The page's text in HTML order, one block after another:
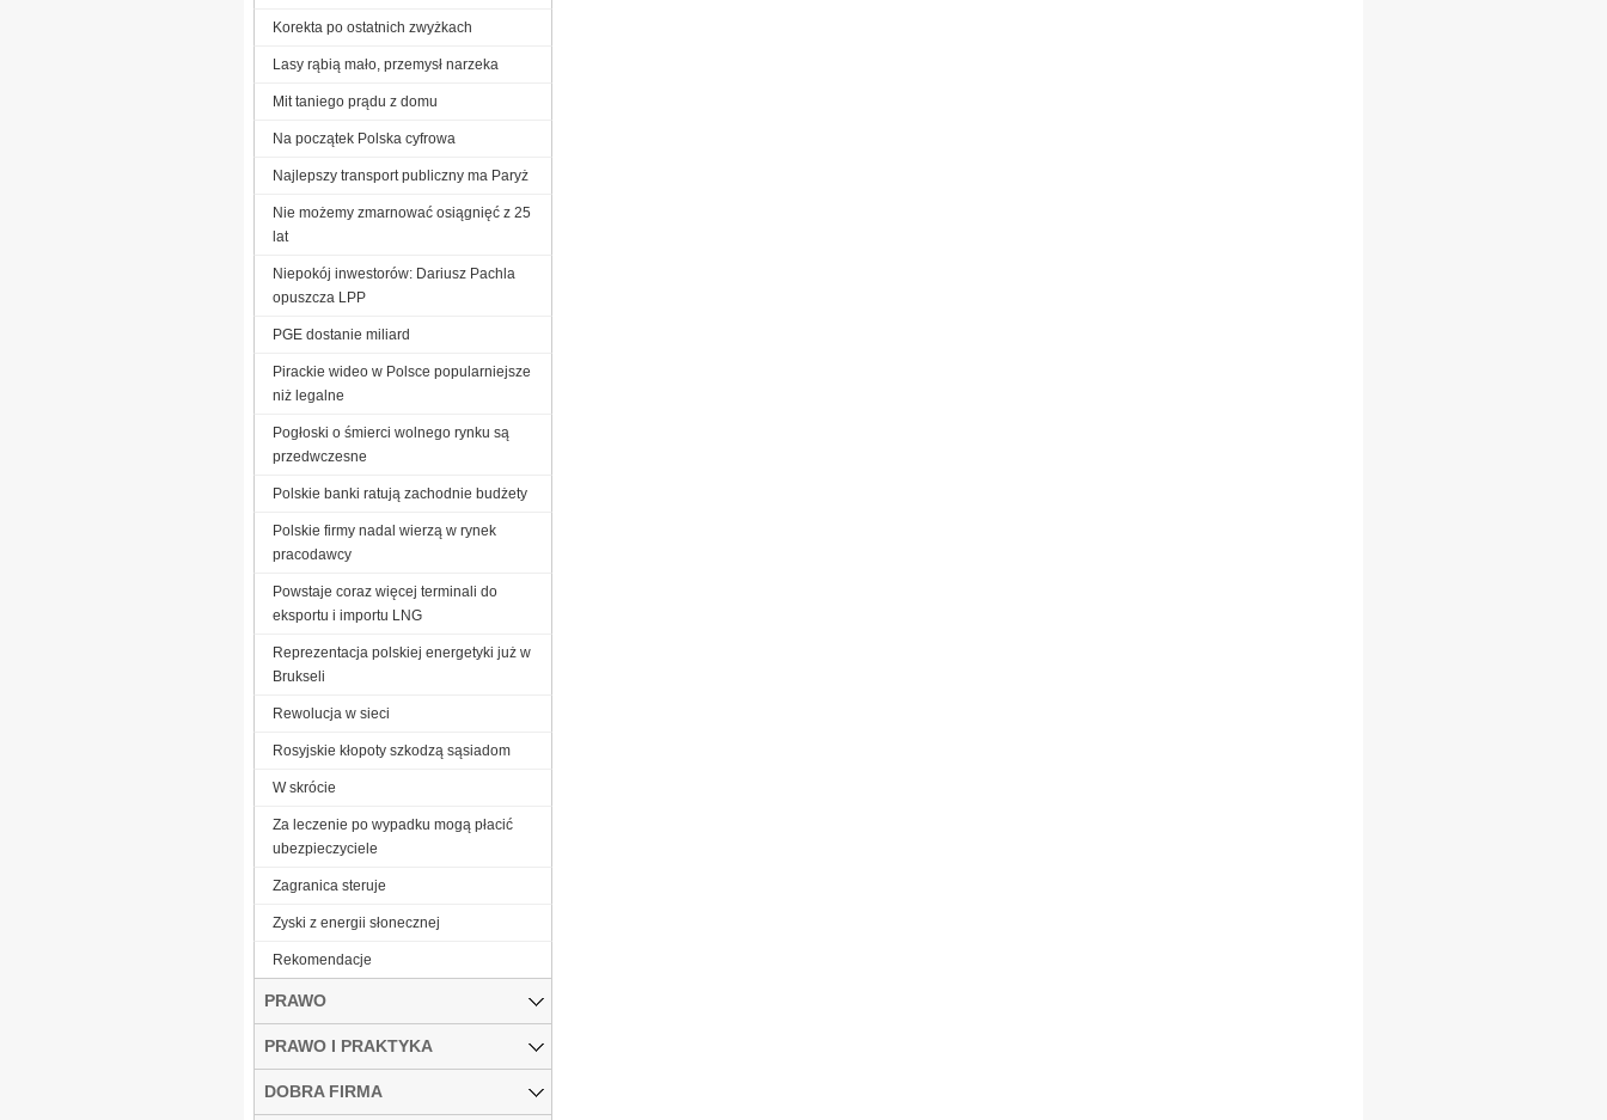
Korekta po ostatnich zwyżkach
Lasy rąbią mało, przemysł narzeka
Mit taniego prądu z domu
Na początek Polska cyfrowa
Najlepszy transport publiczny ma Paryż
Nie możemy zmarnować osiągnięć z 25
lat
Niepokój inwestorów: Dariusz Pachla
opuszcza LPP
PGE dostanie miliard
Pirackie wideo w Polsce popularniejsze
niż legalne
Pogłoski o śmierci wolnego rynku są
przedwczesne
Polskie banki ratują zachodnie budżety
Polskie firmy nadal wierzą w rynek
pracodawcy
Powstaje coraz więcej terminali do
eksportu i importu LNG
Reprezentacja polskiej energetyki już w
Brukseli
Rewolucja w sieci
Rosyjskie kłopoty szkodzą sąsiadom
W skrócie
Za leczenie po wypadku mogą płacić
ubezpieczyciele
Zagranica steruje
Zyski z energii słonecznej
­Rekomendacje
PRAWO
PRAWO I PRAKTYKA
DOBRA FIRMA